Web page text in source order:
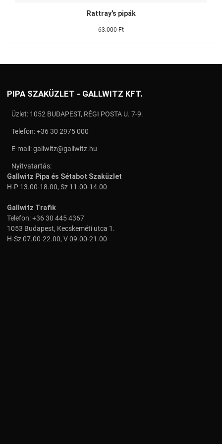
Rattray's pipák
63.000 Ft
PIPA SZAKÜZLET - GALLWITZ KFT.
Üzlet: 1052 BUDAPEST, RÉGI POSTA U. 7-9.
Telefon:+36 30 2975 000
E-mail:gallwitz@gallwitz.hu
Nyitvatartás:
Gallwitz Pipa és Sétabot Szaküzlet
H-P 13.00-18.00, Sz 11.00-14.00
Gallwitz Trafik
Telefon:+36 30 445 4367
1053 Budapest, Kecskeméti utca 1.
H-Sz 07.00-22.00, V 09.00-21.00